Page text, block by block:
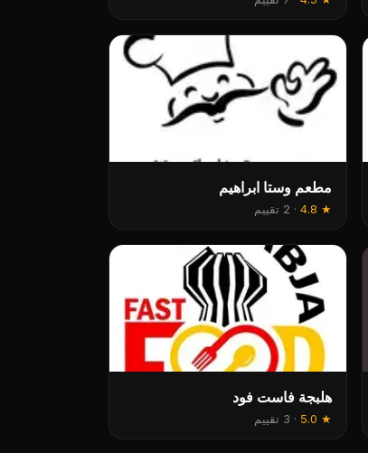
مطعم وستا ابراهيم
★
4.8
· 2 تقييم
هلبجة فاست فود
★
5.0
· 3 تقييم